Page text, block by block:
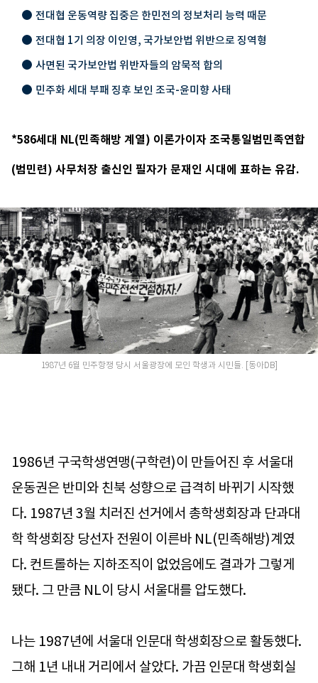
전대협 운동역량 집중은 한민전의 정보처리 능력 때문
전대협 1기 의장 이인영, 국가보안법 위반으로 징역형
사면된 국가보안법 위반자들의 암묵적 합의
민주화 세대 부패 징후 보인 조국-윤미향 사태
*586세대 NL(민족해방 계열) 이론가이자 조국통일범민족연합
(범민련) 사무처장 출신인 필자가 문재인 시대에 표하는 유감.
1987년 6월 민주항쟁 당시 서울광장에 모인 학생과 시민들. [동아DB]
1986년 구국학생연맹(구학련)이 만들어진 후 서울대
운동권은 반미와 친북 성향으로 급격히 바뀌기 시작했
다. 1987년 3월 치러진 선거에서 총학생회장과 단과대
학 학생회장 당선자 전원이 이른바 NL(민족해방)계였
다. 컨트롤하는 지하조직이 없었음에도 결과가 그렇게
됐다. 그 만큼 NL이 당시 서울대를 압도했다.
나는 1987년에 서울대 인문대 학생회장으로 활동했다.
그해 1년 내내 거리에서 살았다. 가끔 인문대 학생회실